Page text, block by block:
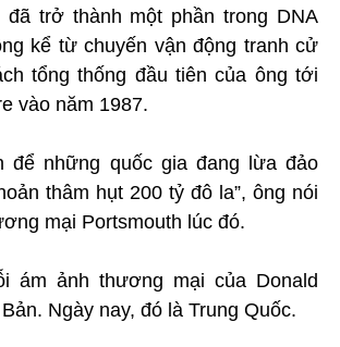
đã trở thành một phần trong DNA
kể từ chuyến vận động tranh cử
tổng thống đầu tiên của ông tới
vào năm 1987.
để những quốc gia đang lừa đảo
thâm hụt 200 tỷ đô la”, ông nói
mại Portsmouth lúc đó.
ám ảnh thương mại của Donald
Ngày nay, đó là Trung Quốc.